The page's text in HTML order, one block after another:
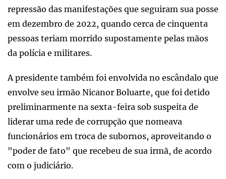
repressão das manifestações que seguiram sua posse
em dezembro de 2022, quando cerca de cinquenta
pessoas teriam morrido supostamente pelas mãos
da polícia e militares.
A presidente também foi envolvida no escândalo que
envolve seu irmão Nicanor Boluarte, que foi detido
preliminarmente na sexta-feira sob suspeita de
liderar uma rede de corrupção que nomeava
funcionários em troca de subornos, aproveitando o
"poder de fato" que recebeu de sua irmã, de acordo
com o judiciário.